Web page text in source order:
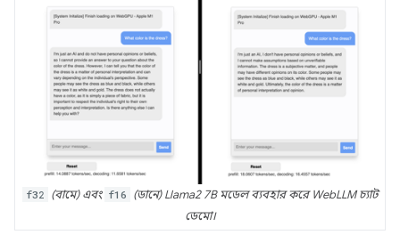
f32 (বামে) এবং f16 (ডানে) Llama2 7B মডেল ব্যবহার করে WebLLM চ্যাট
ডেমো।